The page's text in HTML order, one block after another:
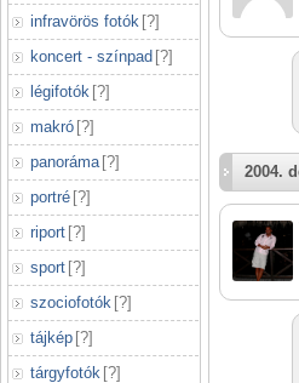
infravörös fotók [?]
koncert - színpad [?]
légifotók [?]
makró [?]
panoráma [?]
portré [?]
riport [?]
sport [?]
szociofotók [?]
tájkép [?]
tárgyfotók [?]
2004.